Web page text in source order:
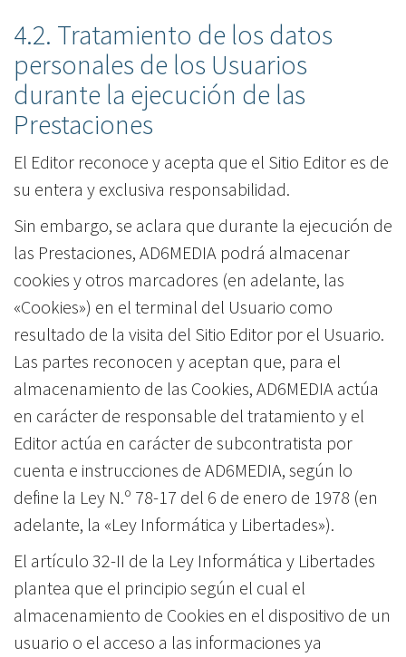
4.2. Tratamiento de los datos
personales de los Usuarios
durante la ejecución de las
Prestaciones
El Editor reconoce y acepta que el Sitio Editor es de
su entera y exclusiva responsabilidad.
Sin embargo, se aclara que durante la ejecución de
las Prestaciones, AD6MEDIA podrá almacenar
cookies y otros marcadores (en adelante, las
«Cookies») en el terminal del Usuario como
resultado de la visita del Sitio Editor por el Usuario.
Las partes reconocen y aceptan que, para el
almacenamiento de las Cookies, AD6MEDIA actúa
en carácter de responsable del tratamiento y el
Editor actúa en carácter de subcontratista por
cuenta e instrucciones de AD6MEDIA, según lo
define la Ley N.º 78-17 del 6 de enero de 1978 (en
adelante, la «Ley Informática y Libertades»).
El artículo 32-II de la Ley Informática y Libertades
plantea que el principio según el cual el
almacenamiento de Cookies en el dispositivo de un
usuario o el acceso a las informaciones ya